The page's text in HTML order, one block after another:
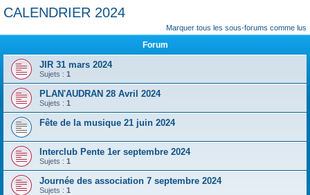
CALENDRIER 2024
Marquer tous les sous-forums comme lus
Forum
JIR 31 mars 2024
Sujets : 1
PLAN'AUDRAN 28 Avril 2024
Sujets : 1
Fête de la musique 21 juin 2024
Interclub Pente 1er septembre 2024
Sujets : 1
Journée des association 7 septembre 2024
Sujets : 1